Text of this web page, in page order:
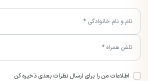
اطلاعات من را برای ارسال نظرات بعدی ذخیره کن